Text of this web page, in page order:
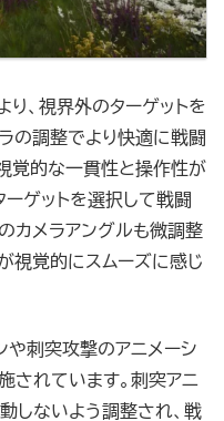
り、視界外のターゲットを
の調整でより快適に戦闘
覚的な一貫性と操作性が
ーゲットを選択して戦闘
カメラアングルも微調整
視覚的にスムーズに感じ
や刺突攻撃のアニメーシ
されています。刺突アニ
しないよう調整され、戦